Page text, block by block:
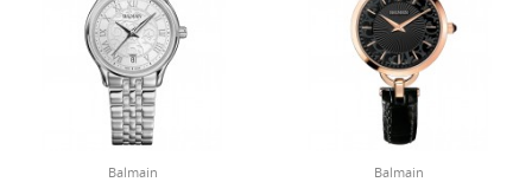
Balmain Balmain